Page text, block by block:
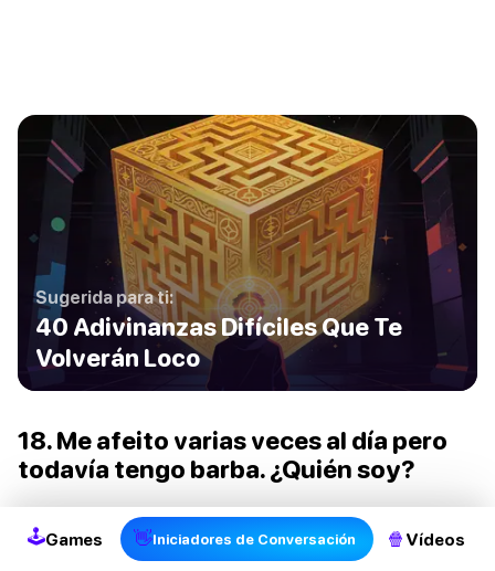
2
Sugerida para ti:
40 Adivinanzas Difíciles Que Te
Volverán Loco
18. Me afeito varias veces al día pero
todavía tengo barba. ¿Quién soy?
Respuesta: Barbero
🕹Games 👋Iniciadores de Conversación 🍿 Vídeos